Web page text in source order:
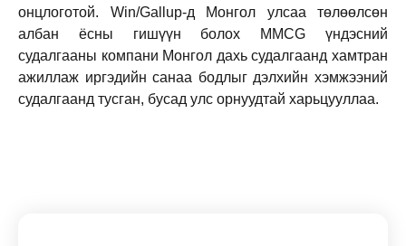
онцлоготой. Win/Gallup-д Монгол улсаа төлөөлсөн
албан ёсны гишүүн болох MMCG үндэсний
судалгааны компани Монгол дахь судалгаанд хамтран
ажиллаж иргэдийн санаа бодлыг дэлхийн хэмжээний
судалгаанд тусган, бусад улс орнуудтай харьцууллаа.